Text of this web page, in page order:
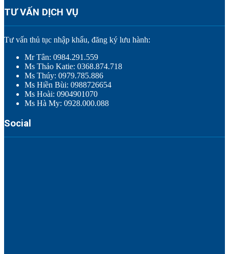
TƯ VẤN DỊCH VỤ
Tư vấn thủ tục nhập khẩu, đăng ký lưu hành:
Mr Tân: 0984.291.559
Ms Thảo Katie: 0368.874.718
Ms Thúy: 0979.785.886
Ms Hiền Bùi: 0988726654
Ms Hoài: 0904901070
Ms Hà My: 0928.000.088
Social